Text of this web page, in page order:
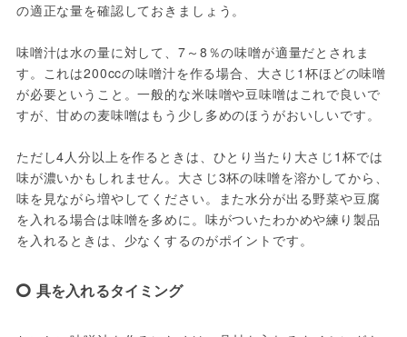
の適正な量を確認しておきましょう。
味噌汁は水の量に対して、7～8％の味噌が適量だとされま
す。これは200ccの味噌汁を作る場合、大さじ1杯ほどの味噌
が必要ということ。一般的な米味噌や豆味噌はこれで良いで
すが、甘めの麦味噌はもう少し多めのほうがおいしいです。
ただし4人分以上を作るときは、ひとり当たり大さじ1杯では
味が濃いかもしれません。大さじ3杯の味噌を溶かしてから、
味を見ながら増やしてください。また水分が出る野菜や豆腐
を入れる場合は味噌を多めに。味がついたわかめや練り製品
を入れるときは、少なくするのがポイントです。
具を入れるタイミング